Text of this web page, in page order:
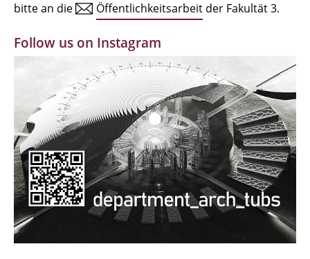
Zeichensäle
MBW | Modellbauwerkstatt
Alumni | cloud club
Dokumente und Downloads
bitte an die
Öffentlichkeitsarbeit der Fakultät 3.
Follow us on Instagram